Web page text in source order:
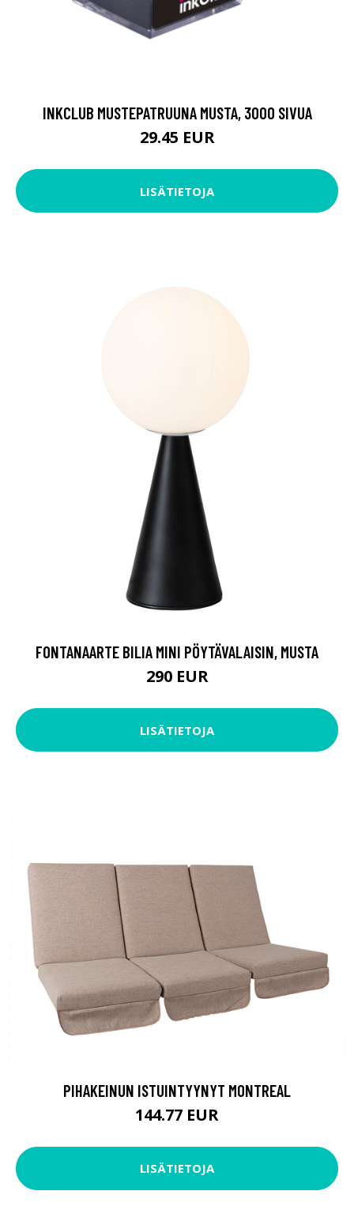
INKCLUB MUSTEPATRUUNA MUSTA, 3000 SIVUA
29.45 EUR
LISÄTIETOJA
FONTANAARTE BILIA MINI PÖYTÄVALAISIN, MUSTA
290 EUR
LISÄTIETOJA
PIHAKEINUN ISTUINTYYNYT MONTREAL
144.77 EUR
LISÄTIETOJA